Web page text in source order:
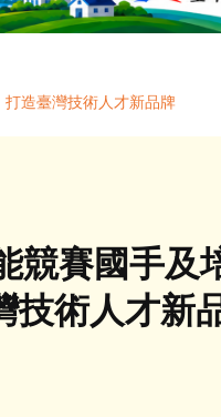
造臺灣技術人才新品牌
競賽國手及
技術人才新